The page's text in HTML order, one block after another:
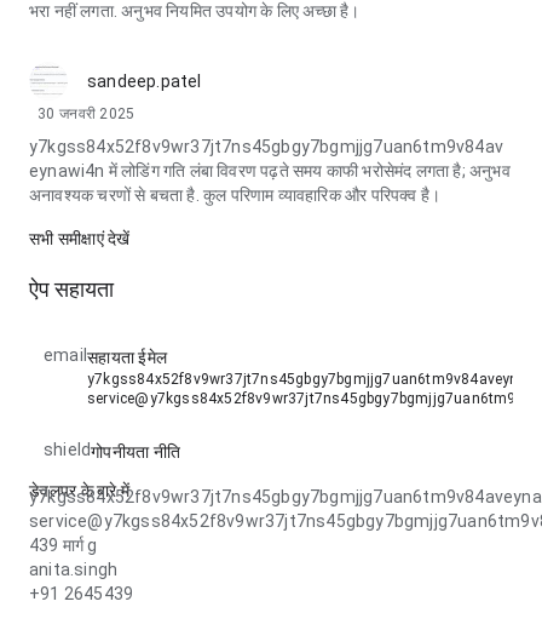
भरा नहीं लगता. अनुभव नियमित उपयोग के लिए अच्छा है।
sandeep.patel
30 जनवरी 2025
y7kgss84x52f8v9wr37jt7ns45gbgy7bgmjjg7uan6tm9v84av
eynawi4n में लोडिंग गति लंबा विवरण पढ़ते समय काफी भरोसेमंद लगता है; अनुभव
अनावश्यक चरणों से बचता है. कुल परिणाम व्यावहारिक और परिपक्व है।
सभी समीक्षाएं देखें
ऐप सहायता
email सहायता ईमेल
shieldगोपनीयता नीति
डेवलपर के बारे में
439 मार्ग g
anita.singh
+91 2645439